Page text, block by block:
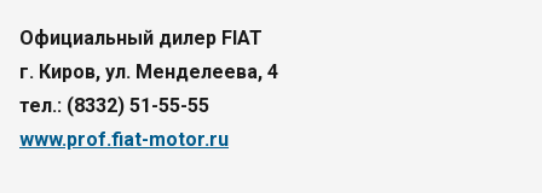
Официальный дилер FIAT
г. Киров, ул. Менделеева, 4
тел.: (8332) 51-55-55
www.prof.fiat-motor.ru